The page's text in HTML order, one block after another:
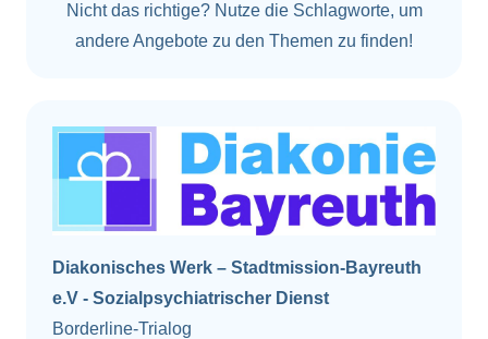
Nicht das richtige? Nutze die Schlagworte, um
andere Angebote zu den Themen zu finden!
Diakonisches Werk – Stadtmission-Bayreuth
e.V - Sozialpsychiatrischer Dienst
Borderline-Trialog